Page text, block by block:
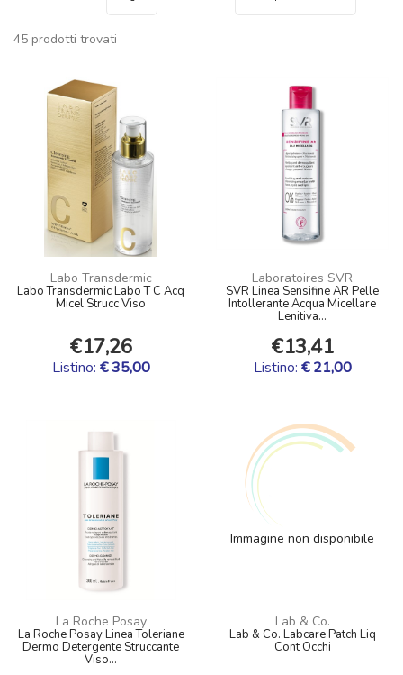
45 prodotti trovati
Labo Transdermic
Labo Transdermic Labo T C Acq
Micel Strucc Viso
€17,26
Listino: € 35,00
Laboratoires SVR
SVR Linea Sensifine AR Pelle
Intollerante Acqua Micellare
Lenitiva...
€13,41
Listino: € 21,00
La Roche Posay
La Roche Posay Linea Toleriane
Dermo Detergente Struccante
Viso...
Immagine non disponibile
Lab & Co.
Lab & Co. Labcare Patch Liq
Cont Occhi